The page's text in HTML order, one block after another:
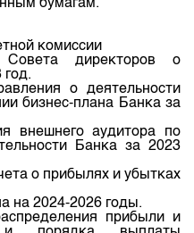
ГЦБ
бумагам.
комиссии
директоров о
год.
о деятельности
бизнес-плана Банка за
внешнего аудитора по
Банка за 2023
о прибылях и убытках
на 2024-2026 годы.
прибыли и